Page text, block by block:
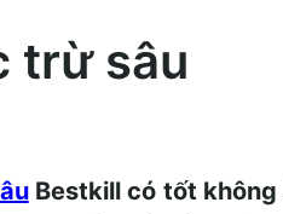
trừ sâu
Bestkill có tốt không